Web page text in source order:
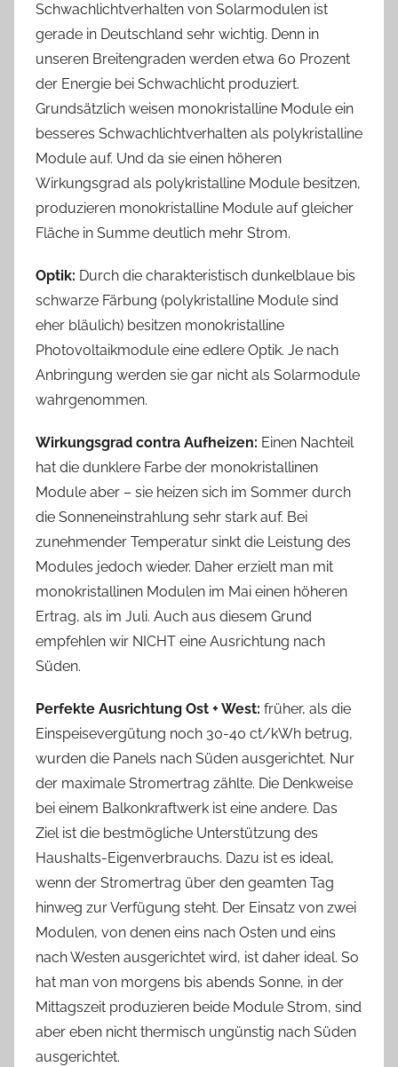
Schwachlichtverhalten von Solarmodulen ist
gerade in Deutschland sehr wichtig. Denn in
unseren Breitengraden werden etwa 60 Prozent
der Energie bei Schwachlicht produziert.
Grundsätzlich weisen monokristalline Module ein
besseres Schwachlichtverhalten als polykristalline
Module auf. Und da sie einen höheren
Wirkungsgrad als polykristalline Module besitzen,
produzieren monokristalline Module auf gleicher
Fläche in Summe deutlich mehr Strom.
Optik: Durch die charakteristisch dunkelblaue bis
schwarze Färbung (polykristalline Module sind
eher bläulich) besitzen monokristalline
Photovoltaikmodule eine edlere Optik. Je nach
Anbringung werden sie gar nicht als Solarmodule
wahrgenommen.
Wirkungsgrad contra Aufheizen: Einen Nachteil
hat die dunklere Farbe der monokristallinen
Module aber – sie heizen sich im Sommer durch
die Sonneneinstrahlung sehr stark auf. Bei
zunehmender Temperatur sinkt die Leistung des
Modules jedoch wieder. Daher erzielt man mit
monokristallinen Modulen im Mai einen höheren
Ertrag, als im Juli. Auch aus diesem Grund
empfehlen wir NICHT eine Ausrichtung nach
Süden.
Perfekte Ausrichtung Ost + West: früher, als die
Einspeisevergütung noch 30-40 ct/kWh betrug,
wurden die Panels nach Süden ausgerichtet. Nur
der maximale Stromertrag zählte. Die Denkweise
bei einem Balkonkraftwerk ist eine andere. Das
Ziel ist die bestmögliche Unterstützung des
Haushalts-Eigenverbrauchs. Dazu ist es ideal,
wenn der Stromertrag über den geamten Tag
hinweg zur Verfügung steht. Der Einsatz von zwei
Modulen, von denen eins nach Osten und eins
nach Westen ausgerichtet wird, ist daher ideal. So
hat man von morgens bis abends Sonne, in der
Mittagszeit produzieren beide Module Strom, sind
aber eben nicht thermisch ungünstig nach Süden
ausgerichtet.